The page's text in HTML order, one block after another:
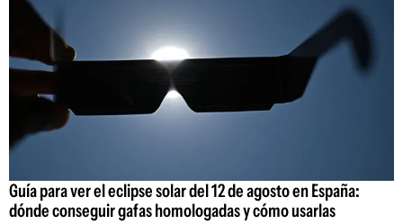
Guía para ver el eclipse solar del 12 de agosto en España:
dónde conseguir gafas homologadas y cómo usarlas